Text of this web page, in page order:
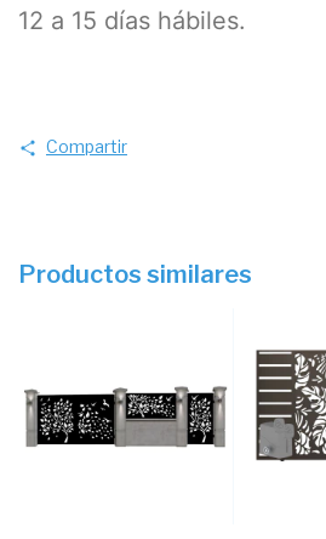
12 a 15 días hábiles.
Compartir
Productos similares